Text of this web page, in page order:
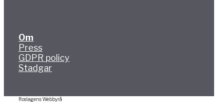
Om
Press
GDPR policy
Stadgar
Roslagens Webbyrå